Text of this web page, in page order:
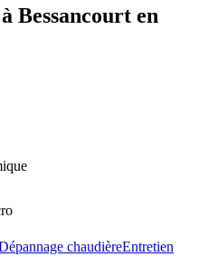
Bessancourt en
chaudièreEntretien